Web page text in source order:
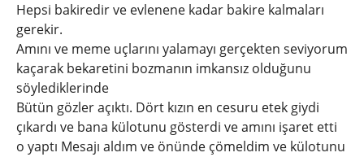
Hepsi bakiredir ve evlenene kadar bakire kalmaları
gerekir.
Amını ve meme uçlarını yalamayı gerçekten seviyorum
kaçarak bekaretini bozmanın imkansız olduğunu
söylediklerinde
Bütün gözler açıktı. Dört kızın en cesuru etek giydi
çıkardı ve bana külotunu gösterdi ve amını işaret etti
o yaptı Mesajı aldım ve önünde çömeldim ve külotunu